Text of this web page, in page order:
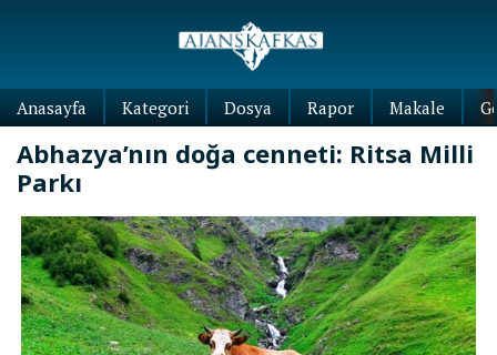
Anasayfa Kategori Dosya Rapor Makale
Abhazya’nın doğa cenneti: Ritsa Milli
Parkı